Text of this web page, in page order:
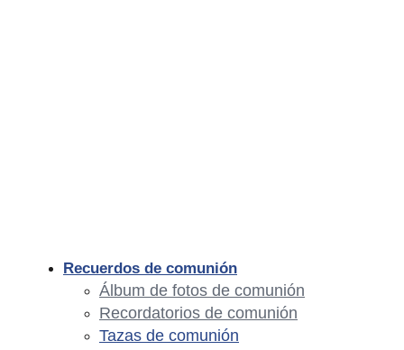
Recuerdos de comunión
Álbum de fotos de comunión
Recordatorios de comunión
Tazas de comunión